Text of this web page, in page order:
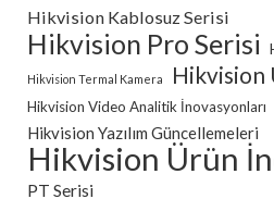
Hikvision Kablosuz Serisi
Hikvision Pro Serisi
Hikvision Termal Kamera Hikvision
Hikvision Video Analitik İnovasyonları
Hikvision Yazılım Güncellemeleri
Hikvision Ürün
PT Serisi